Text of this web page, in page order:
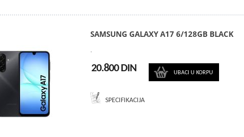
SAMSUNG GALAXY A17 6/128GB BLACK
.
20.800 DIN UBACI U KORPU
SPECIFIKACIJA